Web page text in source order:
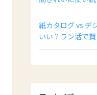
紙カタログ vs デ
いい？ラン活で